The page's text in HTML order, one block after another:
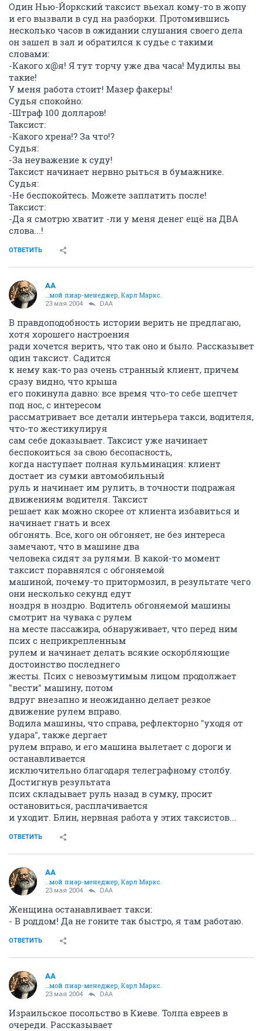
Один Нью-Йоркский таксист вьехал кому-то в жопу
и его вызвали в суд на разборки. Протомившись
несколько часов в ожидании слушания своего дела
он зашел в зал и обратился к судье с такими
словами:
-Какого х@я! Я тут торчу уже два часа! Мудилы вы
такие!
У меня работа стоит! Мазер факеры!
Судья спокойно:
-Штраф 100 долларов!
Таксист:
-Какого хрена!? За что!?
Судья:
-За неуважение к суду!
Таксист начинает нервно рыться в бумажнике.
Судья:
-Не беспокойтесь. Можете заплатить после!
Таксист:
-Да я смотрю хватит -ли у меня денег ещё на ДВА
слова...!
ОТВЕТИТЬ
AA
…мой пиар-менеджер, Карл Маркс.
23 мая 2004 DAA
В правдоподобность истории верить не предлагаю,
хотя хорошего настроения
ради хочется верить, что так оно и было. Рассказывет
один таксист. Садится
к нему как-то раз очень странный клиент, причем
сразу видно, что крыша
его покинула давно: все время что-то себе шепчет
под нос, с интересом
рассматривает все детали интерьера такси, водителя,
что-то жестикулируя
сам себе доказывает. Таксист уже начинает
беспокоиться за свою бесопасность,
когда наступает полная кульминация: клиент
достает из сумки автомобильный
руль и начинает им рулить, в точности подражая
движениям водителя. Таксист
решает как можно скорее от клиента избавиться и
начинает гнать и всех
обгонять. Все, кого он обгоняет, не без интереса
замечают, что в машине два
человека сидят за рулями. В какой-то момент
таксист поравнялся с обгоняемой
машиной, почему-то притормозил, в результате чего
они несколько секунд едут
ноздря в ноздрю. Водитель обгоняемой машины
смотрит на чувака с рулем
на месте пассажира, обнаруживает, что перед ним
псих с неприкрепленным
рулем и начинает делать всякие оскорбляющие
достоинство последнего
жесты. Псих с невозмутимым лицом продолжает
"вести" машину, потом
вдруг внезапно и неожиданно делает резкое
движение рулем вправо.
Водила машины, что справа, рефлекторно "уходя от
удара", также дергает
рулем вправо, и его машина вылетает с дороги и
останавливается
исключительно благодаря телеграфному столбу.
Достигнув результата
псих складывает руль назад в сумку, просит
остановиться, расплачивается
и уходит. Блин, нервная работа у этих таксистов...
ОТВЕТИТЬ
AA
…мой пиар-менеджер, Карл Маркс.
23 мая 2004 DAA
Женщина останавливает такси:
- В pоддом! Да не гоните так быстpо, я там pаботаю.
ОТВЕТИТЬ
AA
…мой пиар-менеджер, Карл Маркс.
23 мая 2004 DAA
Израильское посольство в Киеве. Толпа евреев в
очереди. Рассказывает